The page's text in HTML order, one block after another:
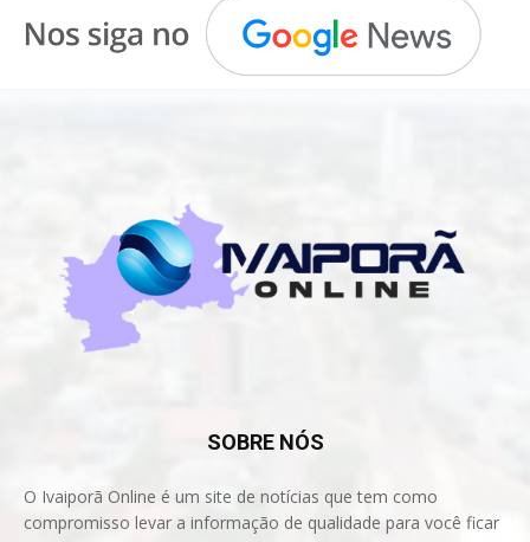
SOBRE NÓS
O Ivaiporã Online é um site de notícias que tem como
compromisso levar a informação de qualidade para você ficar